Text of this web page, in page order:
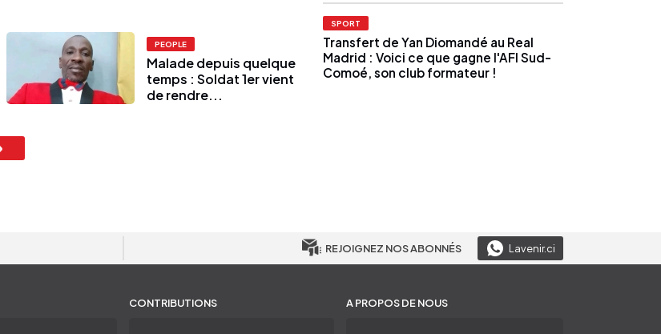
PEOPLE
Malade depuis quelque
temps : Soldat 1er vient
de rendre...
SPORT
Transfert de Yan Diomandé au Real
Madrid : Voici ce que gagne l'AFI Sud-
Comoé, son club formateur !
REJOIGNEZ NOS ABONNÉS Lavenir.ci
CONTRIBUTIONS A PROPOS DE NOUS